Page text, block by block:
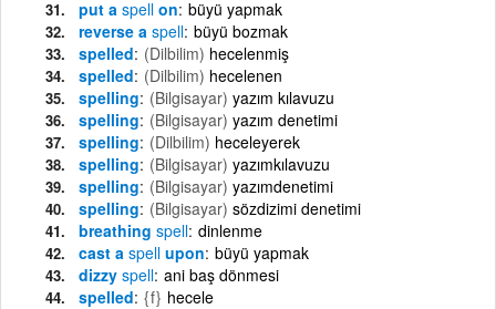
put a spell on büyü yapmak
reverse a spell büyü bozmak
spelled (Dilbilim) hecelenmiş
spelled (Dilbilim) hecelenen
spelling (Bilgisayar) yazım kılavuzu
spelling (Bilgisayar) yazım denetimi
spelling (Dilbilim) heceleyerek
spelling (Bilgisayar) yazımkılavuzu
spelling (Bilgisayar) yazımdenetimi
spelling (Bilgisayar) sözdizimi denetimi
breathing spell dinlenme
cast a spell upon büyü yapmak
dizzy spell ani baş dönmesi
spelled {f} hecele